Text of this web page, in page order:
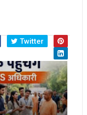
Twitter